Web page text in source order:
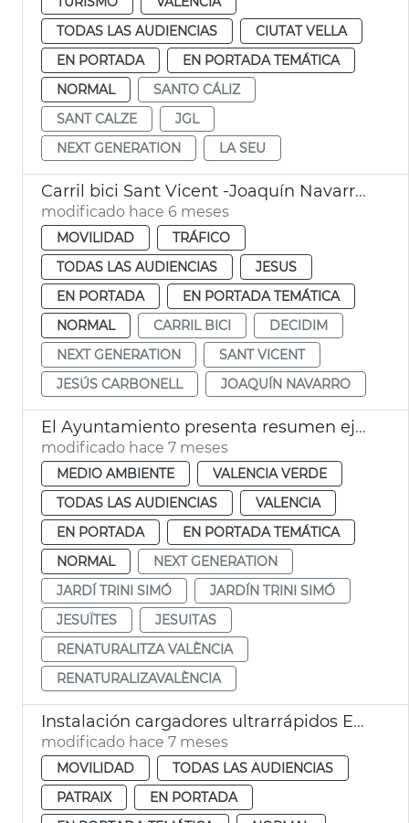
TODAS LAS AUDIENCIAS
CIUTAT VELLA
EN PORTADA
EN PORTADA TEMÁTICA
NORMAL
SANTO CÁLIZ
SANT CALZE
JGL
NEXT GENERATION
LA SEU
Carril bici Sant Vicent -Joaquín Navarro València
modificado hace 6 meses
MOVILIDAD
TRÁFICO
TODAS LAS AUDIENCIAS
JESUS
EN PORTADA
EN PORTADA TEMÁTICA
NORMAL
CARRIL BICI
DECIDIM
NEXT GENERATION
SANT VICENT
JESÚS CARBONELL
JOAQUÍN NAVARRO
El Ayuntamiento presenta resumen ejecutivo Renaturaliza València
modificado hace 7 meses
MEDIO AMBIENTE
VALENCIA VERDE
TODAS LAS AUDIENCIAS
VALENCIA
EN PORTADA
EN PORTADA TEMÁTICA
NORMAL
NEXT GENERATION
JARDÍ TRINI SIMÓ
JARDÍN TRINI SIMÓ
JESUÏTES
JESUITAS
RENATURALITZA VALÈNCIA
RENATURALIZAVALÈNCIA
Instalación cargadores ultrarrápidos EMT San Isidro València
modificado hace 7 meses
MOVILIDAD
TODAS LAS AUDIENCIAS
PATRAIX
EN PORTADA